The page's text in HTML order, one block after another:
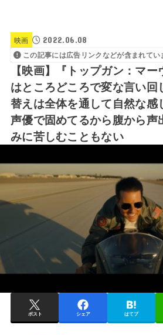
映画
2022.06.08
この記事には広告リンクなどが含まれてい
【映画】『トップガン：マ
はところどころで変な言い回
替えは全体を通して自然な感
声優で固めてるから腹から声
みに苦しむこともない
ポスト シェア はてブ